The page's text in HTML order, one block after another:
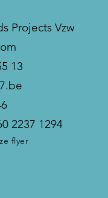
Projects Vzw
13
2237 1294
flyer